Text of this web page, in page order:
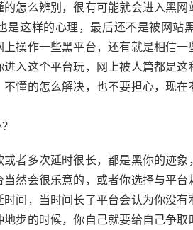
怎么辨别，很有可能就会进入黑
是这样的心理，最后还不是被网站
操作一些黑平台，还有就是相信
入这个平台玩，网上被人篇都是
懂的怎么解决，也不要担心，现
者多次延时很长，都是黑你的迹
然会很乐意的，或者你选择与平
间，当时间长了平台会认为你没有
步的时候，你自己就要给自己争